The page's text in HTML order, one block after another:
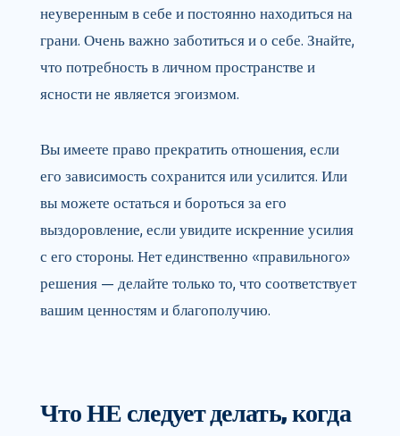
неуверенным в себе и постоянно находиться на
грани. Очень важно заботиться и о себе. Знайте,
что потребность в личном пространстве и
ясности не является эгоизмом.
Вы имеете право прекратить отношения, если
его зависимость сохранится или усилится. Или
вы можете остаться и бороться за его
выздоровление, если увидите искренние усилия
с его стороны. Нет единственно «правильного»
решения — делайте только то, что соответствует
вашим ценностям и благополучию.
Что НЕ следует делать, когда